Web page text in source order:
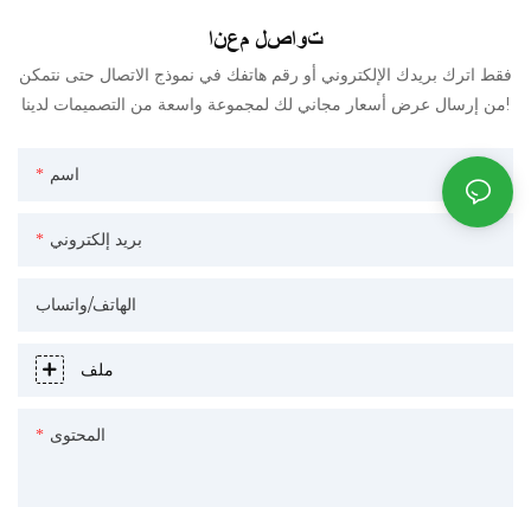
تواصل معنا
فقط اترك بريدك الإلكتروني أو رقم هاتفك في نموذج الاتصال حتى نتمكن
من إرسال عرض أسعار مجاني لك لمجموعة واسعة من التصميمات لدينا!
اسم
بريد إلكتروني
الهاتف/واتساب
ملف
المحتوى